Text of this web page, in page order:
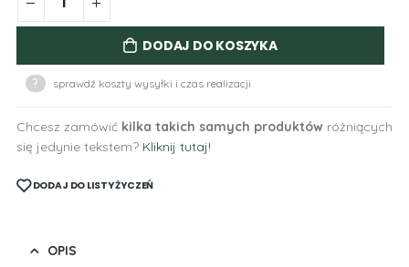
DODAJ DO KOSZYKA
? sprawdź koszty wysyłki i czas realizacji
Chcesz zamówić kilka takich samych produktówróżniących
się jedynie tekstem? Kliknij tutaj!
DODAJ DO LISTY ŻYCZEŃ
OPIS